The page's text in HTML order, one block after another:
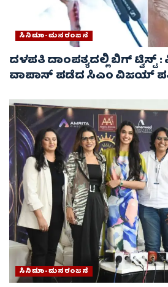
ಸಿನಿಮಾ-ಮನರಂಜನೆ
ದಳಪತಿ ದಾಂಪತ್ಯದಲ್ಲಿ ಬಿಗ್ ಟ್ವಿಸ್ಟ್
ವಾಪಾಸ್‌ ಪಡೆದ ಸಿಎಂ ವಿಜಯ್
ಸಿನಿಮಾ-ಮನರಂಜನೆ